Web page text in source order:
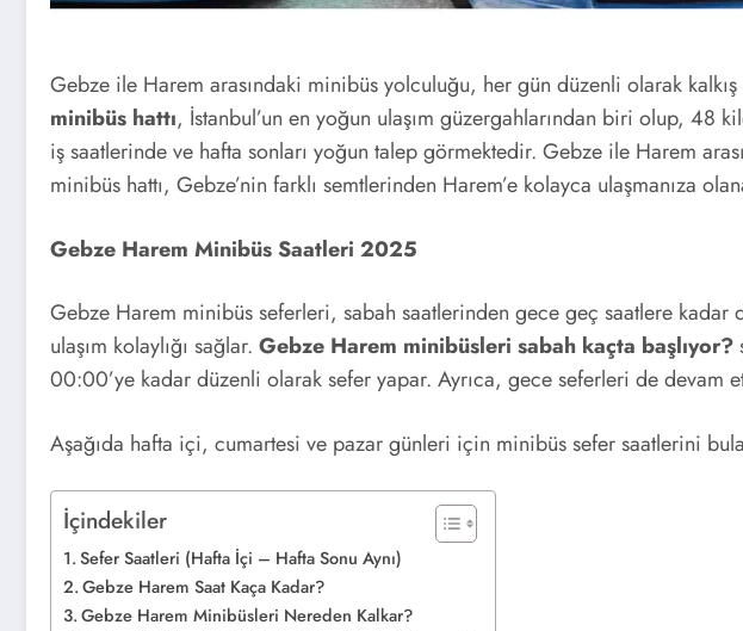
Gebze ile Harem arasındaki minibüs yolculuğu, her gün düzenli olarak
minibüs hattı, İstanbul’un en yoğun ulaşım güzergahlarından biri olup, 48
iş saatlerinde ve hafta sonları yoğun talep görmektedir. Gebze ile Harem
minibüs hattı, Gebze’nin farklı semtlerinden Harem’e kolayca ulaşmanıza
Gebze Harem Minibüs Saatleri 2025
Gebze Harem minibüs seferleri, sabah saatlerinden gece geç saatlere kadar
ulaşım kolaylığı sağlar. Gebze Harem minibüsleri sabah kaçta başlıyor?
00:00’ye kadar düzenli olarak sefer yapar. Ayrıca, gece seferleri de devam
Aşağıda hafta içi, cumartesi ve pazar günleri için minibüs sefer saatlerini
İçindekiler
Sefer Saatleri (Hafta İçi – Hafta Sonu Aynı)
Gebze Harem Saat Kaça Kadar?
Gebze Harem Minibüsleri Nereden Kalkar?